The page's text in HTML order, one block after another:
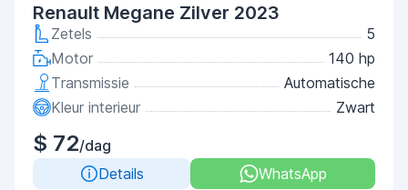
Renault Megane Zilver 2023
Zetels
5
Motor
140 hp
Transmissie
Automatische
Kleur interieur
Zwart
$ 72/dag
Details
WhatsApp